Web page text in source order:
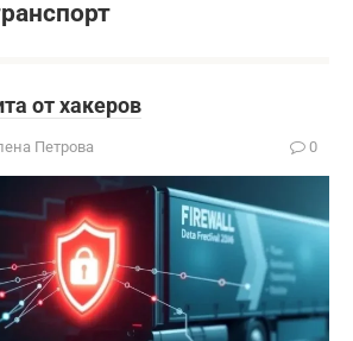
от хакеров
Петрова 0